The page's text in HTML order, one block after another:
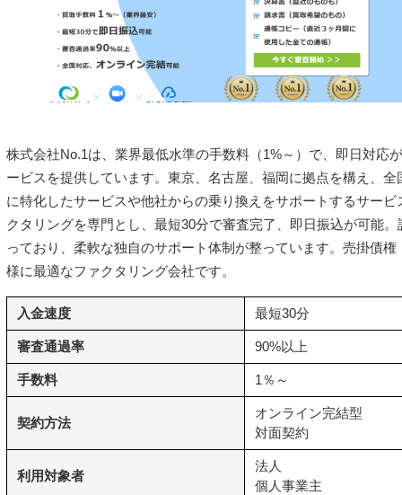
株式会社No.1は、業界最低水準の手数料（1%～）で、即日対応
ービスを提供しています。東京、名古屋、福岡に拠点を構え、
に特化したサービスや他社からの乗り換えをサポートするサー
クタリングを専門とし、最短30分で審査完了、即日振込が可能
っており、柔軟な独自のサポート体制が整っています。売掛債
様に最適なファクタリング会社です。
入金速度 最短30分
審査通過率 90%以上
手数料 1％～
契約方法
オンライン完結型
対面契約
利用対象者
法人
個人事業主